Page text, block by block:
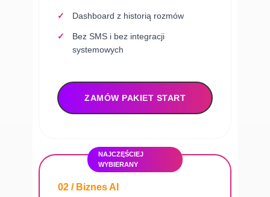
Dashboard z historią rozmów
Bez SMS i bez integracji
systemowych
ZAMÓW PAKIET START
NAJCZĘŚCIEJ
WYBIERANY
02 / Biznes AI